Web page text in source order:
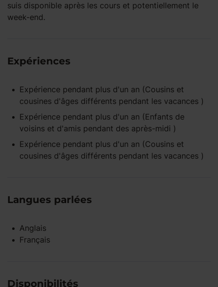
suis disponible après les cours et potentiellement le
week-end.
Expériences
Expérience pendant plus d'un an (Cousins et
cousines d'âges différents pendant les vacances )
Expérience pendant plus d'un an (Enfants de
voisins et d'amis pendant des après-midi )
Expérience pendant plus d'un an (Cousins et
cousines d'âges différents pendant les vacances )
Langues parlées
Anglais
Français
Disponibilités